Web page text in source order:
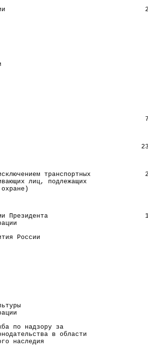
транспортных
лиц, подлежащих
Президента
России
культуры
по надзору за
в области
наследия